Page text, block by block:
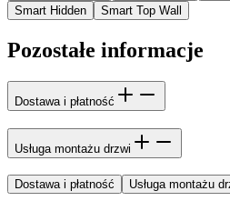
Smart Hidden
Smart Top Wall
Pozostałe informacje
Dostawa i płatność
Usługa montażu drzwi
Dostawa i płatność Usługa montażu